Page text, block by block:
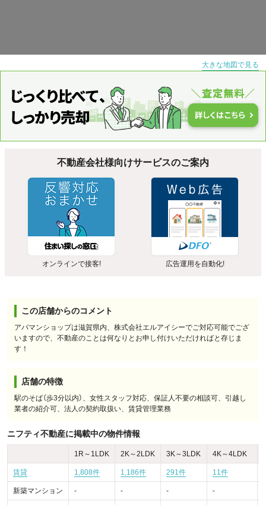
大きな地図で見る
不動産会社様向けサービスのご案内
オンラインで接客! 広告運用を自動化!
この店舗からのコメント
アパマンショップは滋賀県内、株式会社エルアイシーでご対応可能でござ
いますので、不動産のことは何なりとお申し付けいただければと存じま
す！
店舗の特徴
駅のそば（歩3分以内）、女性スタッフ対応、保証人不要の相談可、引越し
業者の紹介可、法人の契約取扱い、賃貸管理業務
ニフティ不動産に掲載中の物件情報
1R～1LDK 2K～2LDK 3K～3LDK 4K～4LDK
賃貸 1,808件 1,186件 291件 11件
新築マンション - - - -